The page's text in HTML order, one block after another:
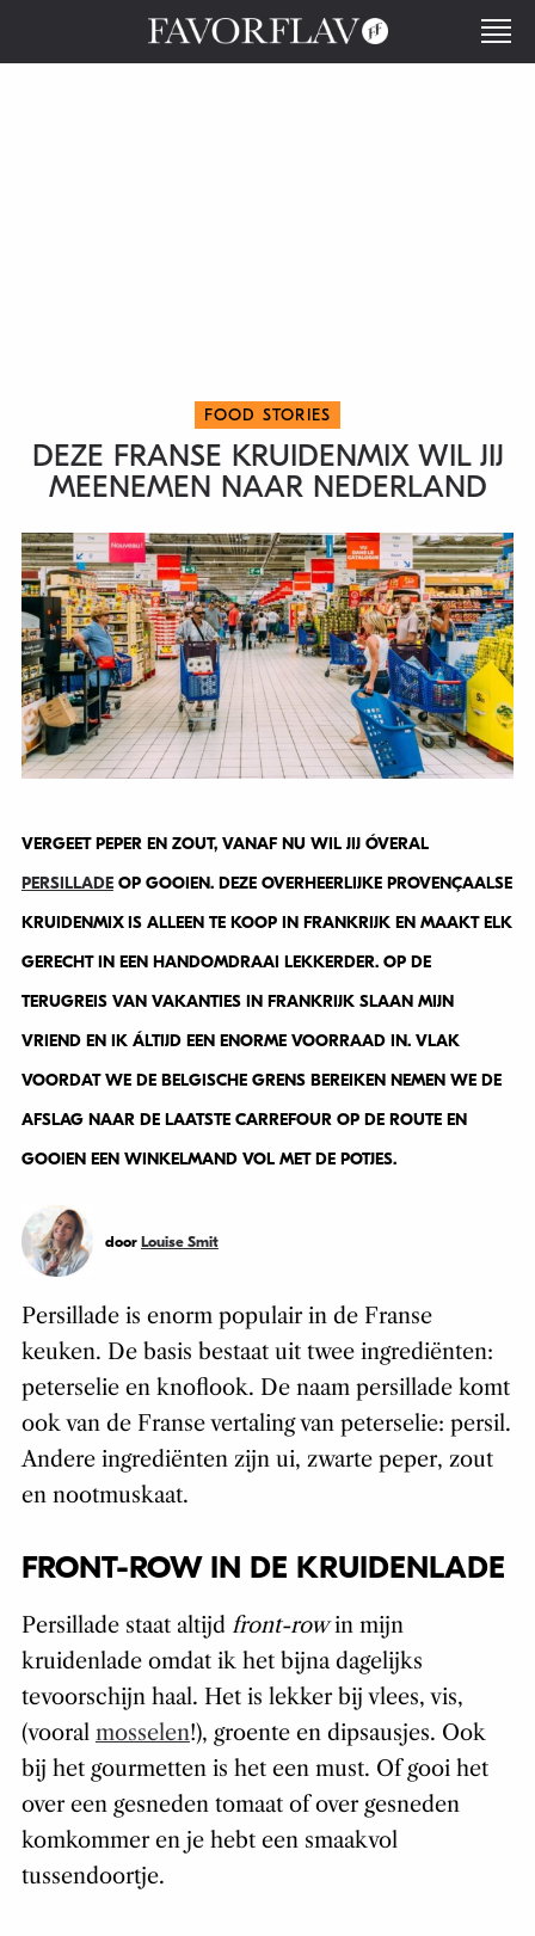
FOOD STORIES
DEZE FRANSE KRUIDENMIX WIL JIJ
MEENEMEN NAAR NEDERLAND
VERGEET PEPER EN ZOUT, VANAF NU WIL JIJ ÓVERAL
PERSILLADEOP GOOIEN. DEZE OVERHEERLIJKE PROVENÇAALSE
KRUIDENMIX IS ALLEEN TE KOOP IN FRANKRIJK EN MAAKT ELK
GERECHT IN EEN HANDOMDRAAI LEKKERDER. OP DE
TERUGREIS VAN VAKANTIES IN FRANKRIJK SLAAN MIJN
VRIEND EN IK ÁLTIJD EEN ENORME VOORRAAD IN. VLAK
VOORDAT WE DE BELGISCHE GRENS BEREIKEN NEMEN WE DE
AFSLAG NAAR DE LAATSTE CARREFOUR OP DE ROUTE EN
GOOIEN EEN WINKELMAND VOL MET DE POTJES.
door Louise Smit
Persillade is enorm populair in de Franse
keuken. De basis bestaat uit twee ingrediënten:
peterselie en knoflook. De naam persillade komt
ook van de Franse vertaling van peterselie: persil.
Andere ingrediënten zijn ui, zwarte peper, zout
en nootmuskaat.
FRONT-ROW IN DE KRUIDENLADE
Persillade staat altijd front-rowin mijn
kruidenlade omdat ik het bijna dagelijks
tevoorschijn haal. Het is lekker bij vlees, vis,
(vooral mosselen!), groente en dipsausjes. Ook
bij het gourmetten is het een must. Of gooi het
over een gesneden tomaat of over gesneden
komkommer en je hebt een smaakvol
tussendoortje.